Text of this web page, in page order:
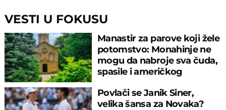
VESTI U FOKUSU
Manastir za parove koji žele
potomstvo: Monahinje ne
mogu da nabroje sva čuda,
spasile i američkog
Povlači se Janik Siner,
velika šansa za Novaka?